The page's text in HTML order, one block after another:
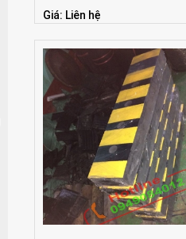
Giá: Liên hệ